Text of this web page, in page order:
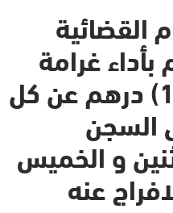
القضائية
بأداء غرامة
يومية قدرها (100) درهم عن كل
السجن
و الخميس
عنه